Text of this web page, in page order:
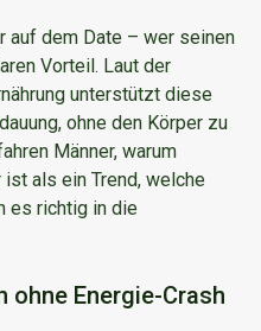
auf dem Date – wer seinen
Vorteil. Laut der
unterstützt diese
ohne den Körper zu
Männer, warum
als ein Trend, welche
es richtig in die
Energie-Crash